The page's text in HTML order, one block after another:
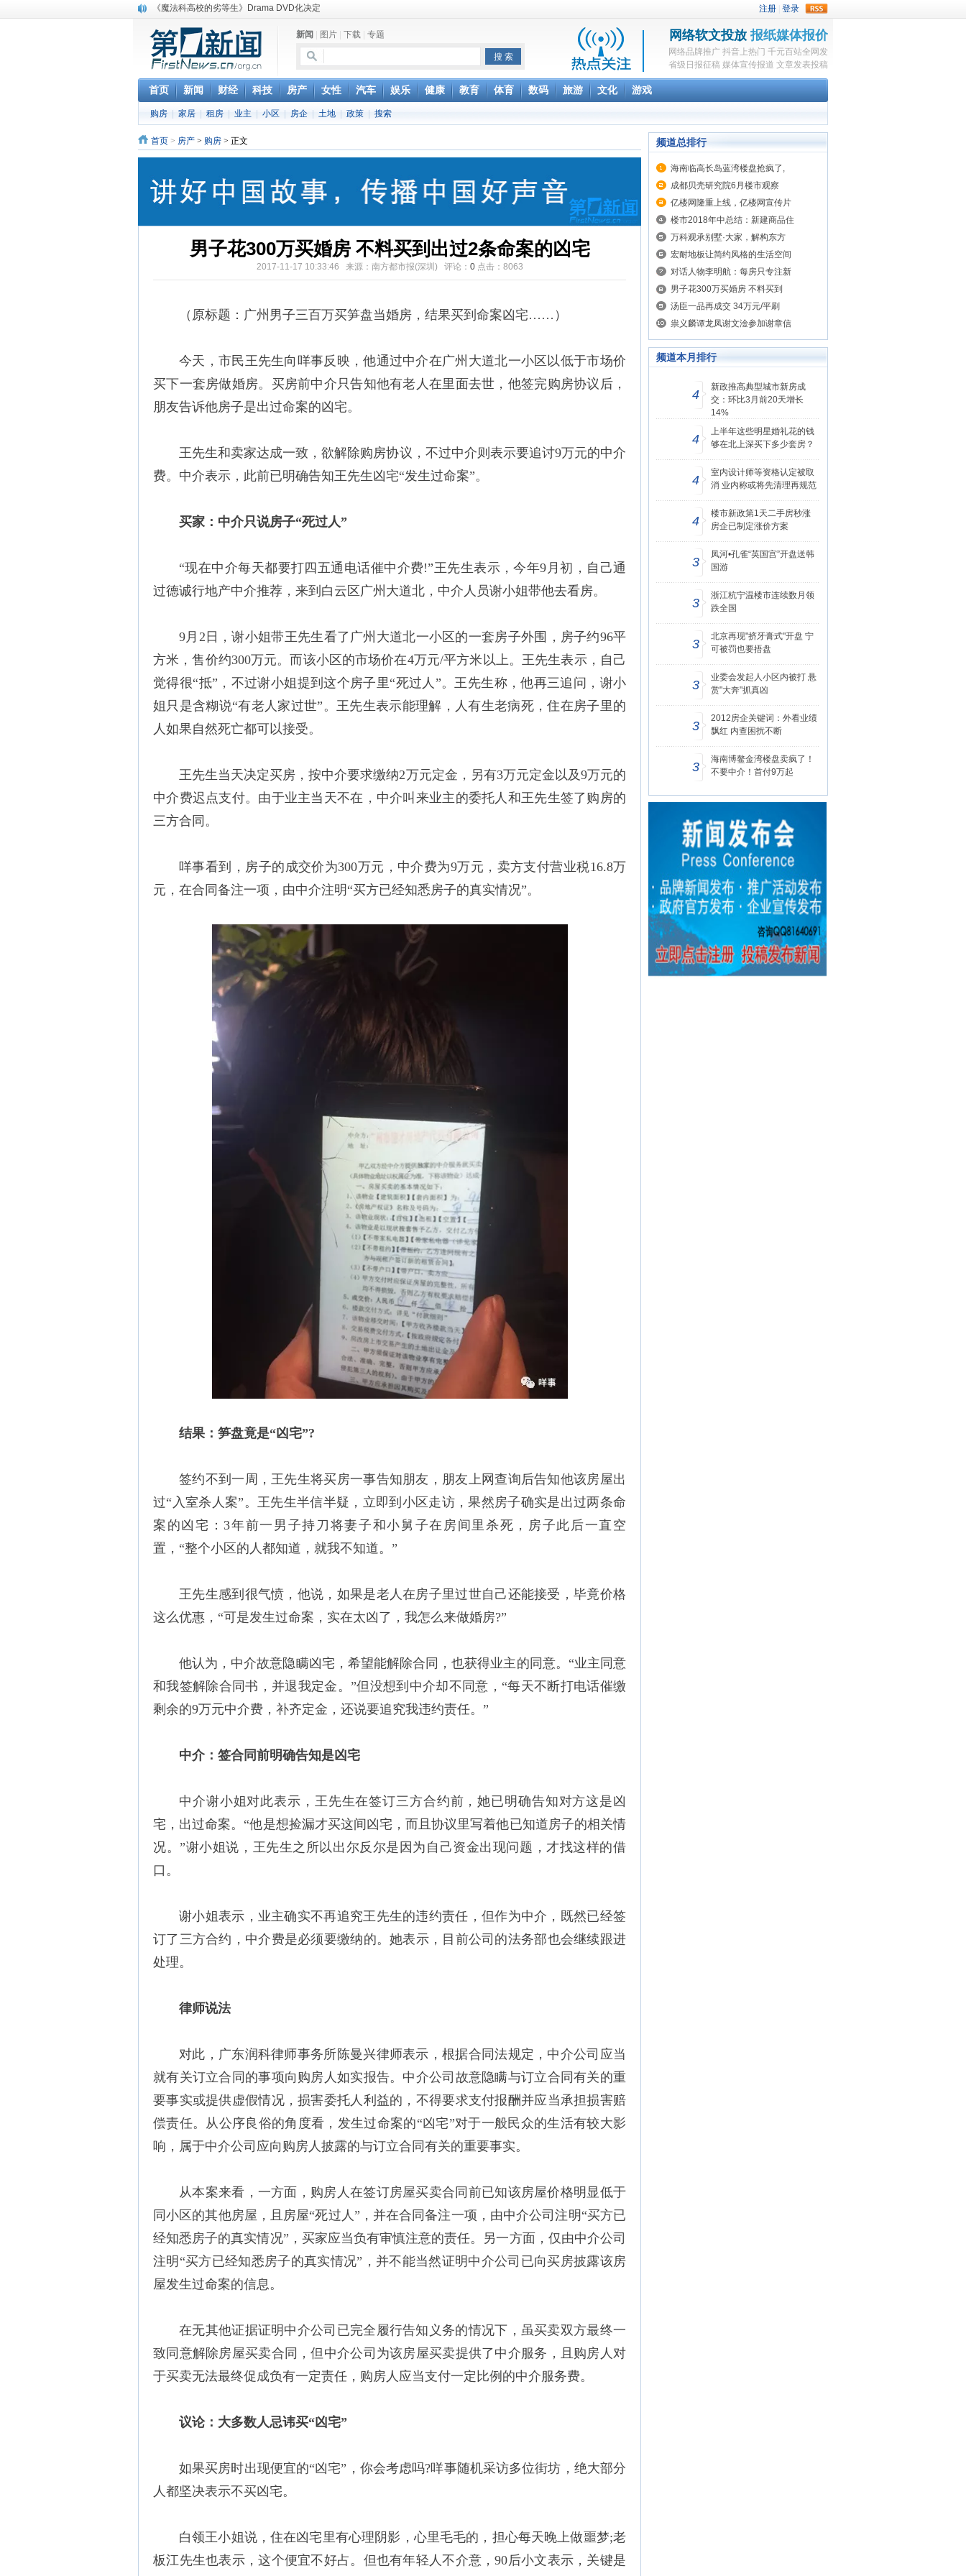
《魔法科高校的劣等生》Drama DVD化决定
消息称刘强东要求京东商城明年扭亏为盈
保健品也能吃出一身病? 康宝莱员工自揭多项家丑
煤价"跳水"电企利润"蹦高" 电煤联动亟待完善
苹果公司自建太阳能电厂为数据中心供电
吃饭、睡觉、黑人人？
网络电商和传统出版商的角逐：亚马逊停止接受Hachette所有图书订单
英国小猫因长得像希特勒遭袭 被扔垃圾左眼致盲
《中二病也想谈恋爱》女主角特报预告公开
新闻 图片 下载 专题 网络软文投放 报纸媒体报价
网络品牌推广 抖音上热门 千元百站全网发
省级日报征稿 媒体宣传报道 文章发表投稿
首页 新闻 财经 科技 房产 女性 汽车 娱乐 健康 教育 体育 数码 旅游 文化 游戏
购房 家居 租房 业主 小区 房企 土地 政策 搜索
首页 > 房产 > 购房 > 正文
男子花300万买婚房 不料买到出过2条命案的凶宅
2017-11-17 10:33:46 来源：南方都市报(深圳) 评论： 0点击： 8063
（原标题：广州男子三百万买笋盘当婚房，结果买到命案凶宅……）
今天，市民王先生向咩事反映，他通过中介在广州大道北一小区以低于市场价
买下一套房做婚房。买房前中介只告知他有老人在里面去世，他签完购房协议后，
朋友告诉他房子是出过命案的凶宅。
王先生和卖家达成一致，欲解除购房协议，不过中介则表示要追讨9万元的中介
费。中介表示，此前已明确告知王先生凶宅“发生过命案”。
买家：中介只说房子“死过人”
“现在中介每天都要打四五通电话催中介费!”王先生表示，今年9月初，自己通
过德诚行地产中介推荐，来到白云区广州大道北，中介人员谢小姐带他去看房。
9月2日，谢小姐带王先生看了广州大道北一小区的一套房子外围，房子约96平
方米，售价约300万元。而该小区的市场价在4万元/平方米以上。王先生表示，自己
觉得很“抵”，不过谢小姐提到这个房子里“死过人”。王先生称，他再三追问，谢小
姐只是含糊说“有老人家过世”。王先生表示能理解，人有生老病死，住在房子里的
人如果自然死亡都可以接受。
王先生当天决定买房，按中介要求缴纳2万元定金，另有3万元定金以及9万元的
中介费迟点支付。由于业主当天不在，中介叫来业主的委托人和王先生签了购房的
三方合同。
咩事看到，房子的成交价为300万元，中介费为9万元，卖方支付营业税16.8万
元，在合同备注一项，由中介注明“买方已经知悉房子的真实情况”。
结果：笋盘竟是“凶宅”?
签约不到一周，王先生将买房一事告知朋友，朋友上网查询后告知他该房屋出
过“入室杀人案”。王先生半信半疑，立即到小区走访，果然房子确实是出过两条命
案的凶宅：3年前一男子持刀将妻子和小舅子在房间里杀死，房子此后一直空
置，“整个小区的人都知道，就我不知道。”
王先生感到很气愤，他说，如果是老人在房子里过世自己还能接受，毕竟价格
这么优惠，“可是发生过命案，实在太凶了，我怎么来做婚房?”
他认为，中介故意隐瞒凶宅，希望能解除合同，也获得业主的同意。“业主同意
和我签解除合同书，并退我定金。”但没想到中介却不同意，“每天不断打电话催缴
剩余的9万元中介费，补齐定金，还说要追究我违约责任。”
中介：签合同前明确告知是凶宅
中介谢小姐对此表示，王先生在签订三方合约前，她已明确告知对方这是凶
宅，出过命案。“他是想捡漏才买这间凶宅，而且协议里写着他已知道房子的相关情
况。”谢小姐说，王先生之所以出尔反尔是因为自己资金出现问题，才找这样的借
口。
谢小姐表示，业主确实不再追究王先生的违约责任，但作为中介，既然已经签
订了三方合约，中介费是必须要缴纳的。她表示，目前公司的法务部也会继续跟进
处理。
律师说法
对此，广东润科律师事务所陈曼兴律师表示，根据合同法规定，中介公司应当
就有关订立合同的事项向购房人如实报告。中介公司故意隐瞒与订立合同有关的重
要事实或提供虚假情况，损害委托人利益的，不得要求支付报酬并应当承担损害赔
偿责任。从公序良俗的角度看，发生过命案的“凶宅”对于一般民众的生活有较大影
响，属于中介公司应向购房人披露的与订立合同有关的重要事实。
从本案来看，一方面，购房人在签订房屋买卖合同前已知该房屋价格明显低于
同小区的其他房屋，且房屋“死过人”，并在合同备注一项，由中介公司注明“买方已
经知悉房子的真实情况”，买家应当负有审慎注意的责任。另一方面，仅由中介公司
注明“买方已经知悉房子的真实情况”，并不能当然证明中介公司已向买房披露该房
屋发生过命案的信息。
在无其他证据证明中介公司已完全履行告知义务的情况下，虽买卖双方最终一
致同意解除房屋买卖合同，但中介公司为该房屋买卖提供了中介服务，且购房人对
于买卖无法最终促成负有一定责任，购房人应当支付一定比例的中介服务费。
议论：大多数人忌讳买“凶宅”
如果买房时出现便宜的“凶宅”，你会考虑吗?咩事随机采访多位街坊，绝大部分
人都坚决表示不买凶宅。
白领王小姐说，住在凶宅里有心理阴影，心里毛毛的，担心每天晚上做噩梦;老
板江先生也表示，这个便宜不好占。但也有年轻人不介意，90后小文表示，关键是
频道总排行
海南临高长岛蓝湾楼盘抢疯了,
成都贝壳研究院6月楼市观察
亿楼网隆重上线，亿楼网宣传片
楼市2018年中总结：新建商品住
万科观承别墅·大家，解构东方
宏耐地板让简约风格的生活空间
对话人物李明航：每房只专注新
男子花300万买婚房 不料买到
汤臣一品再成交 34万元/平刷
祟义麟谭龙凤谢文淦参加谢章信
频道本月排行
4
新政推高典型城市新房成
交：环比3月前20天增长
14%
4
上半年这些明星婚礼花的钱
够在北上深买下多少套房？
4
室内设计师等资格认定被取
消 业内称或将先清理再规范
4
楼市新政第1天二手房秒涨
房企已制定涨价方案
3
凤河•孔雀“英国宫”开盘送韩
国游
3
浙江杭宁温楼市连续数月领
跌全国
3
北京再现"挤牙膏式"开盘 宁
可被罚也要捂盘
3
业委会发起人小区内被打 悬
赏"大奔"抓真凶
3
2012房企关键词：外看业绩
飘红 内查困扰不断
3
海南博鳌金湾楼盘卖疯了！
不要中介！首付9万起